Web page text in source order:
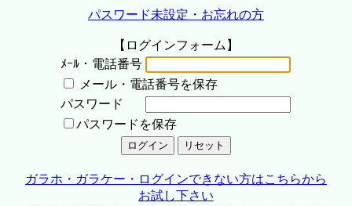
パスワード未設定・お忘れの方
【ログインフォーム】
ﾒｰﾙ・電話番号
メール・電話番号を保存
パスワード
パスワードを保存
ガラホ・ガラケー・ログインできない方はこちらから
お試し下さい